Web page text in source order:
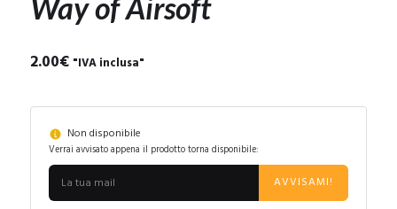
Way of Airsoft
2.00€ "IVA inclusa"
Non disponibile
Verrai avvisato appena il prodotto torna disponibile:
AVVISAMI!